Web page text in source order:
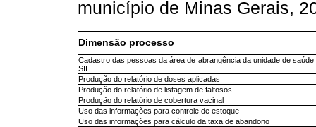
município de Minas Gerais,
Dimensão processo
Cadastro das pessoas da área de abrangência da unidade de saúde
SII
Produção do relatório de doses aplicadas
Produção do relatório de listagem de faltosos
Produção do relatório de cobertura vacinal
Uso das informações para controle de estoque
Uso das informações para cálculo da taxa de abandono